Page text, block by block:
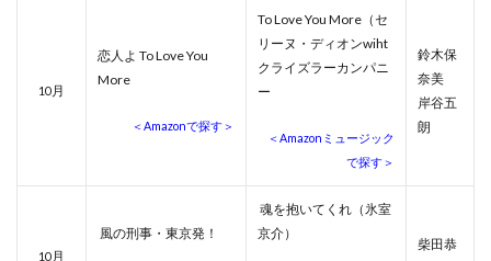
10月
恋人よ To Love You
More
＜Amazonで探す＞
To Love You More（セ
リーヌ・ディオンwiht
クライズラーカンパニ
ー
＜Amazonミュージック
で探す＞
鈴木保
奈美
岸谷五
朗
10月
風の刑事・東京発！
魂を抱いてくれ（氷室
京介）
柴田恭